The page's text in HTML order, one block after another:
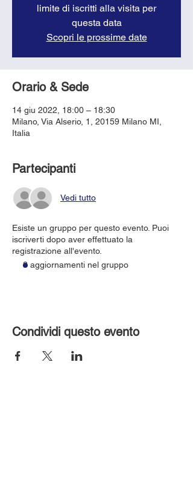
limite di iscritti alla visita per
questa data
Scopri le prossime date
Orario & Sede
14 giu 2022, 18:00 – 18:30
Milano, Via Alserio, 1, 20159 Milano MI,
Italia
Partecipanti
Vedi tutto
Esiste un gruppo per questo evento. Puoi
iscriverti dopo aver effettuato la
registrazione all'evento.
3 aggiornamenti nel gruppo
Condividi questo evento